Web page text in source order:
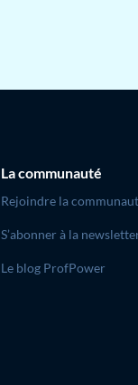
La communauté
Rejoindre la
S’abonner à la
Le blog ProfPower